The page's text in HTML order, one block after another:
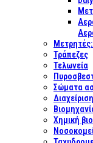
Τράπεζες
Τελωνεία
Σώματα
Χημική